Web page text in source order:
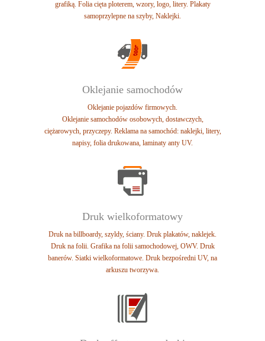
grafiką. Folia cięta ploterem, wzory, logo, litery. Plakaty
samoprzylepne na szyby, Naklejki.
Oklejanie samochodów
Oklejanie pojazdów firmowych.
Oklejanie samochodów osobowych, dostawczych,
ciężarowych, przyczepy. Reklama na samochód: naklejki, litery,
napisy, folia drukowana, laminaty anty UV.
Druk wielkoformatowy
Druk na billboardy, szyldy, ściany. Druk plakatów, naklejek.
Druk na folii. Grafika na folii samochodowej, OWV. Druk
banerów. Siatki wielkoformatowe. Druk bezpośredni UV, na
arkuszu tworzywa.